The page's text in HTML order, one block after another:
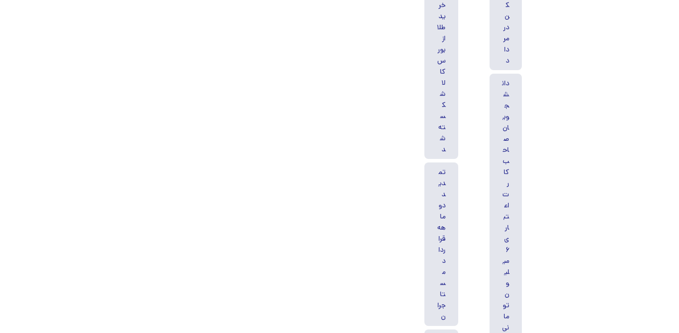
ک
ن
در
مر
دا
د
دان
ش
ج
وی
ان
ص
اح
ب
کا
ر
ت
اع
تب
ار
ی
۶
می
لی
و
ن
تو
ما
نی
خر
ید
طلا
از
بور
س
کا
لا
ش
ک
س
ته
ش
د
تم
دی
د
دو
ما
هه
قرا
ردا
د
م
س
تا
جرا
ن